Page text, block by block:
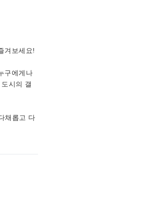
겨보세요!
구에게나
시의 갤
채롭고 다